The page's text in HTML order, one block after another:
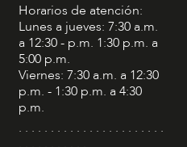
Horarios de atención:
Lunes a jueves: 7:30 a.m.
a 12:30 - p.m. 1:30 p.m. a
5:00 p.m.
Viernes: 7:30 a.m. a 12:30
p.m. - 1:30 p.m. a 4:30
p.m.
. . . . . . . . . . . . . . . . . . . . . . .